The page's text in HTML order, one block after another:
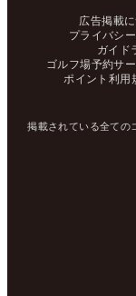
広告掲載
プライバシ
ガイド
ゴルフ場予約サ
ポイント利用
掲載されている全ての